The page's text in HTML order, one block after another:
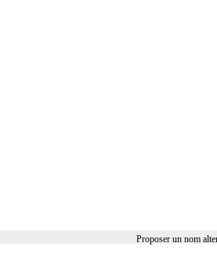
Proposer un nom